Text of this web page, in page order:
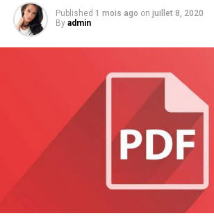
Published 1 mois ago on juillet 8, 2020
By admin